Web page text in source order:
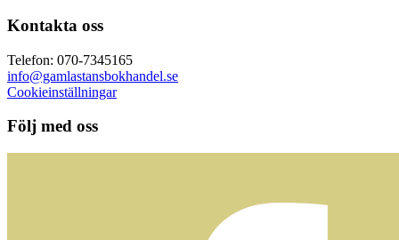
Kontakta oss
Telefon: 070-7345165
info@gamlastansbokhandel.se
Cookieinställningar
Följ med oss